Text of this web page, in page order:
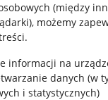
(między
, możemy
informacji na
danych (w
i statystycznych)